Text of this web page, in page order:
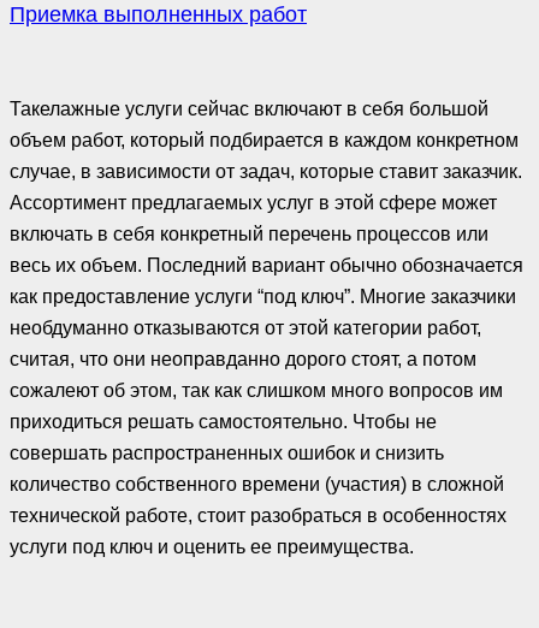
Приемка выполненных работ
Такелажные услуги сейчас включают в себя большой
объем работ, который подбирается в каждом конкретном
случае, в зависимости от задач, которые ставит заказчик.
Ассортимент предлагаемых услуг в этой сфере может
включать в себя конкретный перечень процессов или
весь их объем. Последний вариант обычно обозначается
как предоставление услуги “под ключ”. Многие заказчики
необдуманно отказываются от этой категории работ,
считая, что они неоправданно дорого стоят, а потом
сожалеют об этом, так как слишком много вопросов им
приходиться решать самостоятельно. Чтобы не
совершать распространенных ошибок и снизить
количество собственного времени (участия) в сложной
технической работе, стоит разобраться в особенностях
услуги под ключ и оценить ее преимущества.